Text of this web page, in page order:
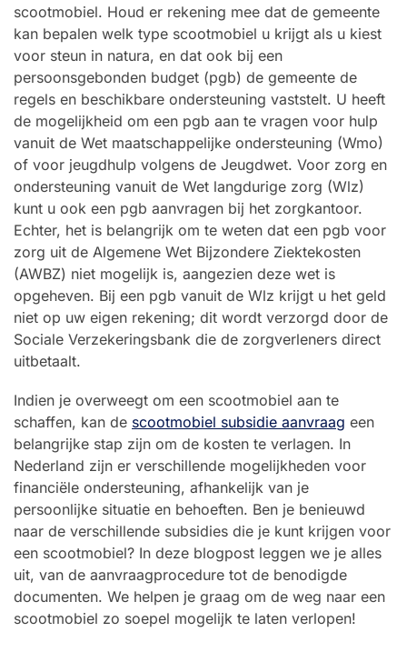
scootmobiel. Houd er rekening mee dat de gemeente
kan bepalen welk type scootmobiel u krijgt als u kiest
voor steun in natura, en dat ook bij een
persoonsgebonden budget (pgb) de gemeente de
regels en beschikbare ondersteuning vaststelt. U heeft
de mogelijkheid om een pgb aan te vragen voor hulp
vanuit de Wet maatschappelijke ondersteuning (Wmo)
of voor jeugdhulp volgens de Jeugdwet. Voor zorg en
ondersteuning vanuit de Wet langdurige zorg (Wlz)
kunt u ook een pgb aanvragen bij het zorgkantoor.
Echter, het is belangrijk om te weten dat een pgb voor
zorg uit de Algemene Wet Bijzondere Ziektekosten
(AWBZ) niet mogelijk is, aangezien deze wet is
opgeheven. Bij een pgb vanuit de Wlz krijgt u het geld
niet op uw eigen rekening; dit wordt verzorgd door de
Sociale Verzekeringsbank die de zorgverleners direct
uitbetaalt.
Indien je overweegt om een scootmobiel aan te
schaffen, kan de scootmobiel subsidie aanvraag een
belangrijke stap zijn om de kosten te verlagen. In
Nederland zijn er verschillende mogelijkheden voor
financiële ondersteuning, afhankelijk van je
persoonlijke situatie en behoeften. Ben je benieuwd
naar de verschillende subsidies die je kunt krijgen voor
een scootmobiel? In deze blogpost leggen we je alles
uit, van de aanvraagprocedure tot de benodigde
documenten. We helpen je graag om de weg naar een
scootmobiel zo soepel mogelijk te laten verlopen!